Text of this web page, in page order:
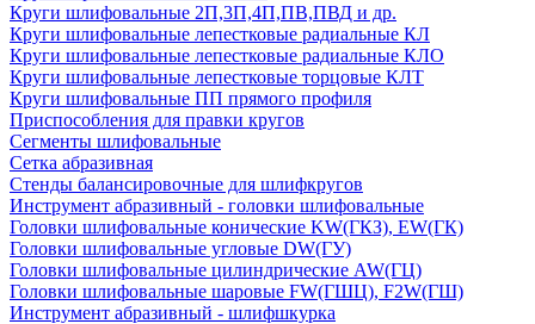
Круги шлифовальные 2П,3П,4П,ПВ,ПВД и др.
Круги шлифовальные лепестковые радиальные КЛ
Круги шлифовальные лепестковые радиальные КЛО
Круги шлифовальные лепестковые торцовые КЛТ
Круги шлифовальные ПП прямого профиля
Приспособления для правки кругов
Сегменты шлифовальные
Сетка абразивная
Стенды балансировочные для шлифкругов
Инструмент абразивный - головки шлифовальные
Головки шлифовальные конические KW(ГКЗ), EW(ГК)
Головки шлифовальные угловые DW(ГУ)
Головки шлифовальные цилиндрические AW(ГЦ)
Головки шлифовальные шаровые FW(ГШЦ), F2W(ГШ)
Инструмент абразивный - шлифшкурка